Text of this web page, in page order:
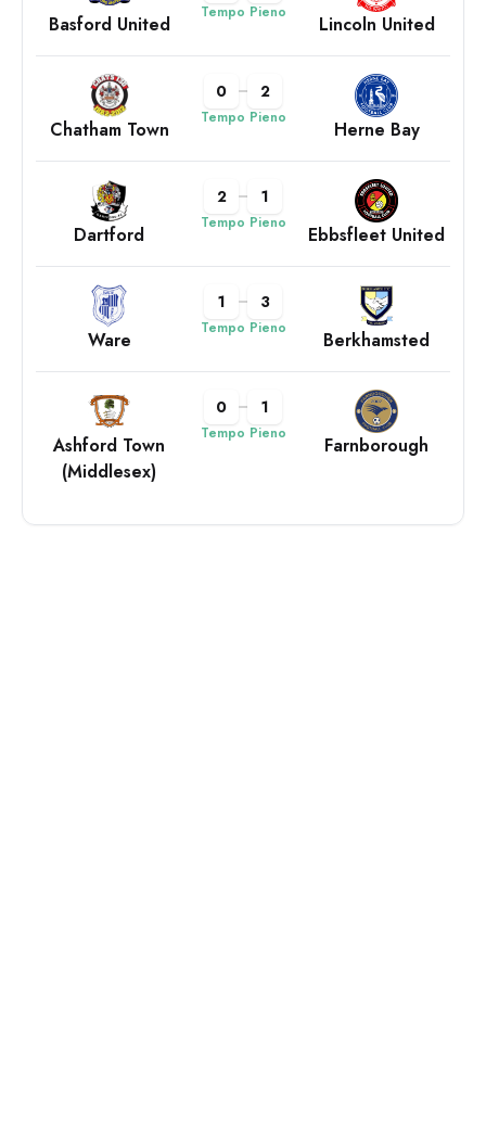
Basford United Tempo Pieno Lincoln United
Chatham Town
0 2
Tempo Pieno Herne Bay
Dartford
2 1
Tempo Pieno Ebbsfleet United
Ware
1 3
Tempo Pieno Berkhamsted
Ashford Town
(Middlesex)
0 1
Tempo Pieno Farnborough